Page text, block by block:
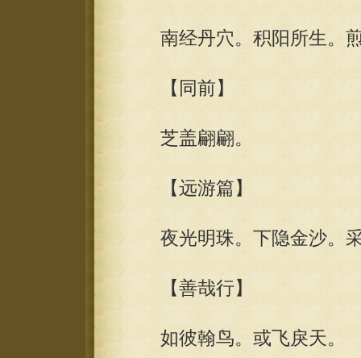
南经丹穴。积阳所生。煎
【同前】
芝盖翩翩。
【远游篇】
夜光明珠。下隐金沙。采
【善哉行】
如彼翰鸟。或飞戾天。